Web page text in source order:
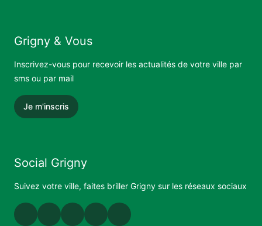
Grigny & Vous
Inscrivez-vous pour recevoir les actualités de votre ville par
sms ou par mail
Je m'inscris
Social Grigny
Suivez votre ville, faites briller Grigny sur les réseaux sociaux